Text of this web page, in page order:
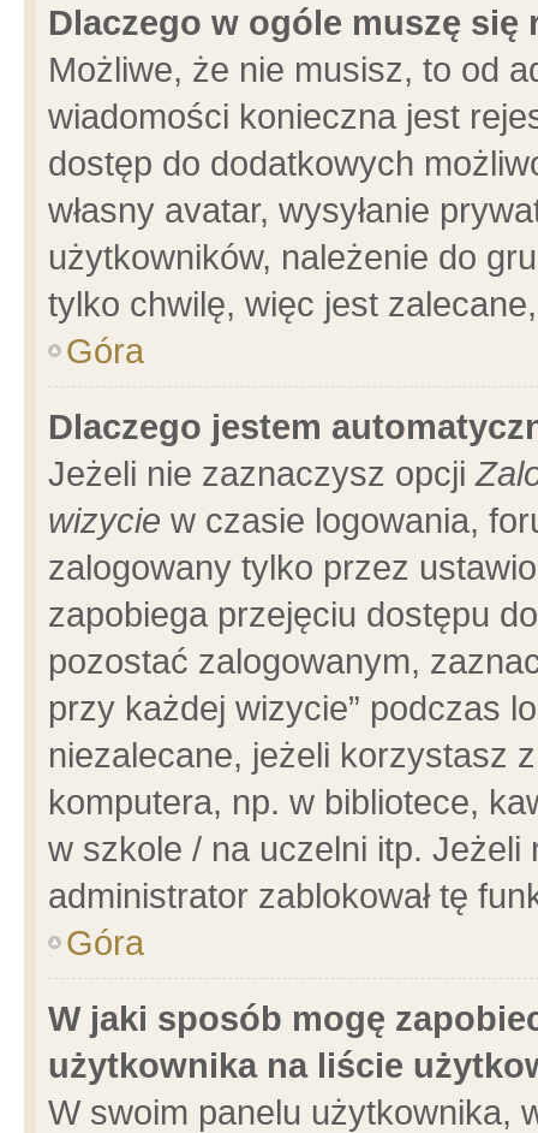
Dlaczego w ogóle muszę się
Możliwe, że nie musisz, to od
wiadomości konieczna jest
dostęp do dodatkowych
własny avatar, wysyłanie
użytkowników, należenie do
tylko chwilę, więc jest
Góra
Dlaczego jestem
Jeżeli nie zaznaczysz opcji
wizycie w czasie logowania,
zalogowany tylko przez
zapobiega przejęciu dostępu
pozostać zalogowanym,
przy każdej wizycie” podczas
niezalecane, jeżeli korzystasz
komputera, np. w bibliotece,
w szkole / na uczelni itp.
administrator zablokował tę
Góra
W jaki sposób mogę
użytkownika na liście
W swoim panelu użytkownika,